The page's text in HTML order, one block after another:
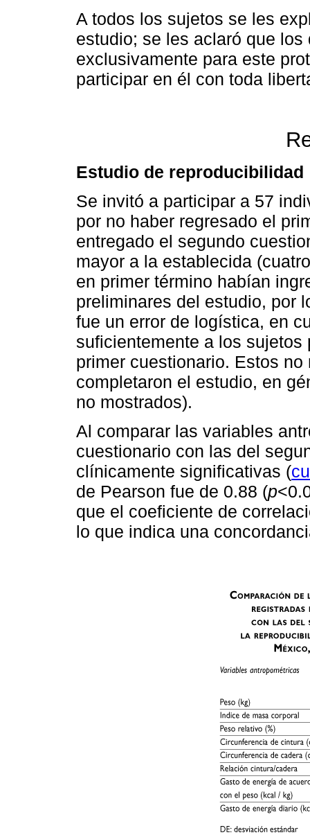
A todos los sujetos se les
estudio; se les aclaró que
exclusivamente para este
participar en él con toda
Estudio de reproducibilidad
Se invitó a participar a 57
por no haber regresado el
entregado el segundo
mayor a la establecida
en primer término habían
preliminares del estudio, por
fue un error de logística, en
suficientemente a los sujetos
primer cuestionario. Estos
completaron el estudio, en
no mostrados).
Al comparar las variables
cuestionario con las del
clínicamente significativas (
de Pearson fue de 0.88 (p
que el coeficiente de
lo que indica una